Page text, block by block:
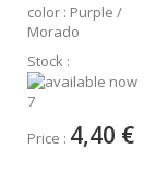
color : Purple /
Morado
Stock :
7
Price : 4,40 €